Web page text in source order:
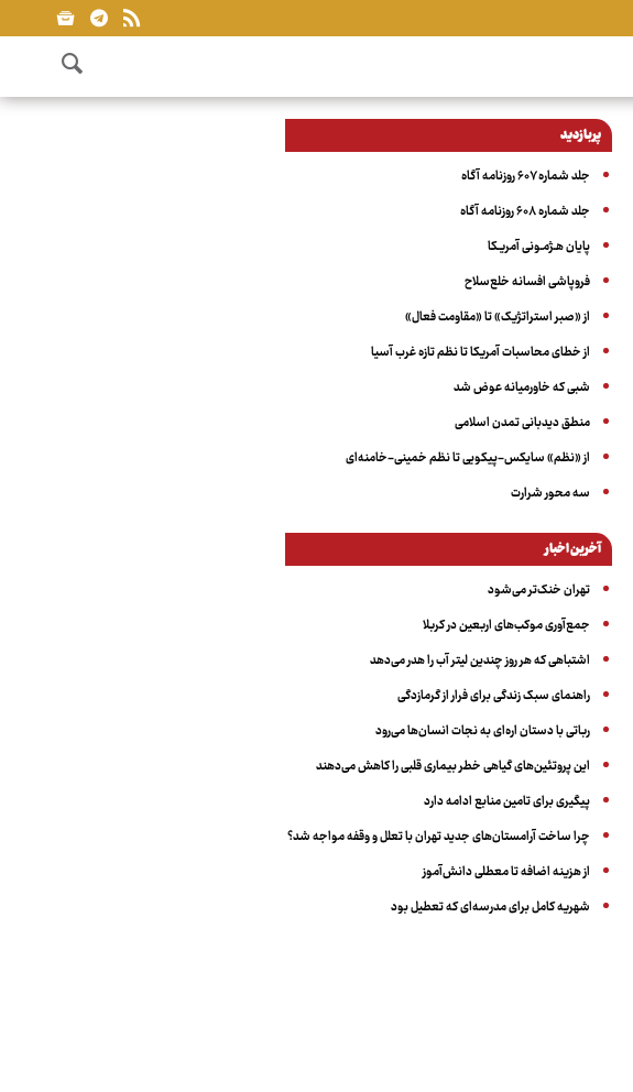
پربازدید
جلد شماره ۶۰۷ روزنامه آگاه
جلد شماره ۶۰۸ روزنامه آگاه
پایان هـژمـونی آمریـکا
فروپاشی افسانه خلع‌سلاح
از «صبر استراتژیک» تا «مقاومت فعال»
از خطای محاسبات آمریکا تا نظم تازه غرب آسیا
شبی که خاورمیانه عوض شد
منطق دیدبانی تمدن اسلامی
از «نظم» سایکس-پیکویی تا نظم خمینی-خامنه‌ای
سه‌ محور شرارت
آخرین اخبار
تهران خنک‌تر می‌شود
جمع‌آوری موکب‌های اربعین در کربلا
اشتباهی که هر روز چندین لیتر آب را هدر می‌دهد
راهنمای سبک زندگی برای فرار از گرمازدگی
رباتی با دستان اره‌ای به نجات انسان‌ها می‌رود
این پروتئین‌های گیاهی خطر بیماری قلبی را کاهش می‌دهند
پیگیری برای تامین منابع ادامه دارد
چرا ساخت آرامستان‌های جدید تهران با تعلل و وقفه مواجه شد؟
از هزینه اضافه تا معطلی دانش‌آموز
شهریه کامل برای مدرسه‌ای که تعطیل بود